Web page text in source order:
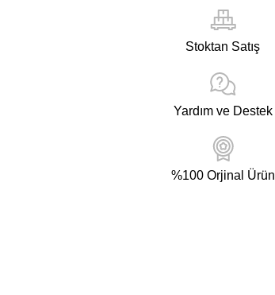
Stoktan Satış
Yardım ve Destek
%100 Orjinal Ürün